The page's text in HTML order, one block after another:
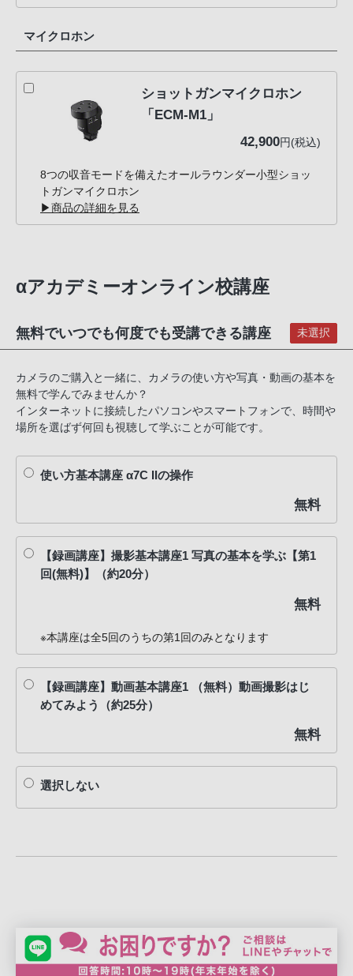
マイクロホン
ショットガンマイクロホン
「ECM-M1」
42,900円(税込)
8つの収音モードを備えたオールラウンダー小型ショッ
トガンマイクロホン
▶商品の詳細を見る
αアカデミーオンライン校講座
無料でいつでも何度でも受講できる講座 未選択
カメラのご購入と一緒に、カメラの使い方や写真・動画の基本を
無料で学んでみませんか？
インターネットに接続したパソコンやスマートフォンで、時間や
場所を選ばず何回も視聴して学ぶことが可能です。
使い方基本講座 α7C IIの操作
無料
【録画講座】撮影基本講座1 写真の基本を学ぶ【第1
回(無料)】（約20分）
無料
※本講座は全5回のうちの第1回のみとなります
【録画講座】動画基本講座1 （無料）動画撮影はじ
めてみよう（約25分）
無料
選択しない